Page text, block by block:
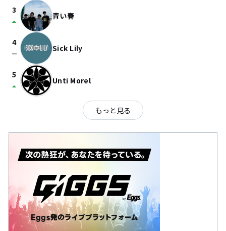
3
arrow_drop_up 青い春
4
check_indeterminate_small Sick Lily
5
arrow_drop_up Unti Morel
もっと見る